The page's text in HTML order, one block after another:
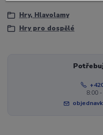
Hry, Hlavolamy
Hry pro dospělé
8:00